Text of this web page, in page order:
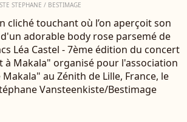
STEPHANE / BESTIMAGE
cliché touchant où l’on aperçoit son
adorable body rose parsemé de
Léa Castel - 7ème édition du concert
Makala" organisé pour l'association
au Zénith de Lille, France, le
Vansteenkiste/Bestimage